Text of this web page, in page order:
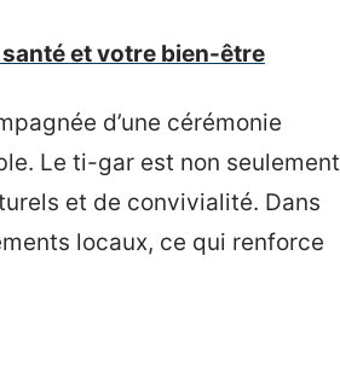
et votre bien-être
d’une cérémonie
Le ti-gar est non seulement
et de convivialité. Dans
locaux, ce qui renforce